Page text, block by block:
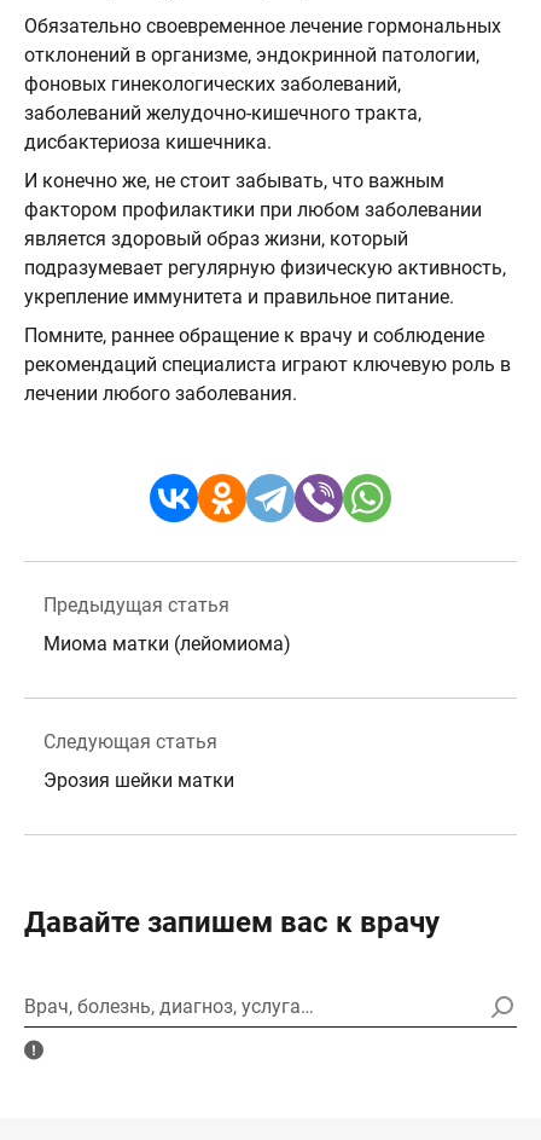
Обязательно своевременное лечение гормональных
отклонений в организме, эндокринной патологии,
фоновых гинекологических заболеваний,
заболеваний желудочно-кишечного тракта,
дисбактериоза кишечника.
И конечно же, не стоит забывать, что важным
фактором профилактики при любом заболевании
является здоровый образ жизни, который
подразумевает регулярную физическую активность,
укрепление иммунитета и правильное питание.
Помните, раннее обращение к врачу и соблюдение
рекомендаций специалиста играют ключевую роль в
лечении любого заболевания.
Предыдущая статья
Миома матки (лейомиома)
Следующая статья
Эрозия шейки матки
Давайте запишем вас к врачу
Врач, болезнь, диагноз, услуга…